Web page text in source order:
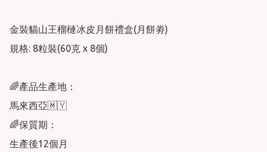
金裝貓山王榴槤冰皮月餅禮盒(月餅劵)
規格: 8粒裝(60克 x 8個)
🌈產品生產地：
馬來西亞🇲🇾
🌈保質期：
生產後12個月